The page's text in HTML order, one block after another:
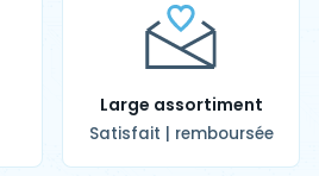
Large assortiment
Satisfait | remboursée